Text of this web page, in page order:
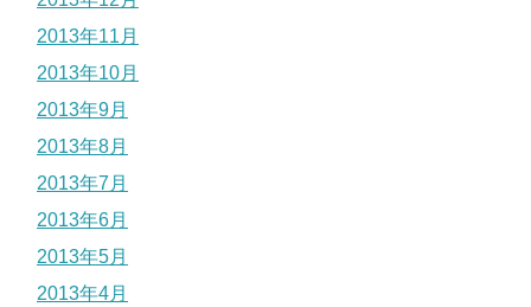
2013年11月
2013年10月
2013年9月
2013年8月
2013年7月
2013年6月
2013年5月
2013年4月